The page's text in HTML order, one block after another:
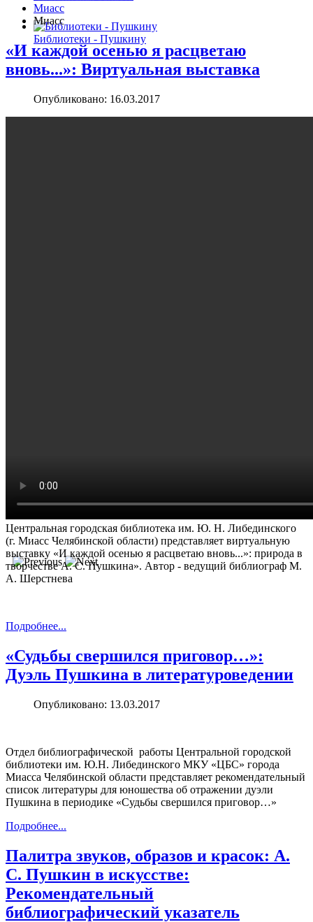
Библиотеки - Пушкину
Миасс
Миасс
«И каждой осенью я расцветаю
вновь...»: Виртуальная выставка
Опубликовано: 16.03.2017
Центральная городская библиотека им. Ю. Н. Либединского
(г. Миасс Челябинской области) представляет виртуальную
выставку «И каждой осенью я расцветаю вновь...»: природа в
творчестве А. С. Пушкина». Автор - ведущий библиограф М.
А. Шерстнева
Подробнее...
«Судьбы свершился приговор…»:
Дуэль Пушкина в литературоведении
Опубликовано: 13.03.2017
Отдел библиографической работы Центральной городской
библиотеки им. Ю.Н. Либединского МКУ «ЦБС» города
Миасса Челябинской области представляет рекомендательный
список литературы для юношества об отражении дуэли
Пушкина в периодике «Судьбы свершился приговор…»
Подробнее...
Палитра звуков, образов и красок: А.
С. Пушкин в искусстве:
Рекомендательный
библиографический указатель